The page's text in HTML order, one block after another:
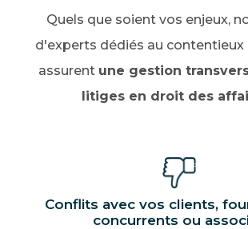
Quels que soient vos enjeux,
d'experts dédiés au contentieux
assurent une gestion
litiges en droit des
Conflits avec vos clients,
concurrents ou